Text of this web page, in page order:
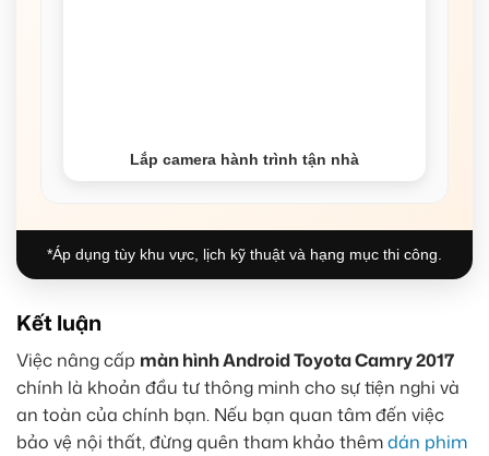
Lắp camera hành trình tận nhà
*Áp dụng tùy khu vực, lịch kỹ thuật và hạng mục thi công.
Kết luận
Việc nâng cấp màn hình Android Toyota Camry 2017
chính là khoản đầu tư thông minh cho sự tiện nghi và
an toàn của chính bạn. Nếu bạn quan tâm đến việc
bảo vệ nội thất, đừng quên tham khảo thêmdán phim